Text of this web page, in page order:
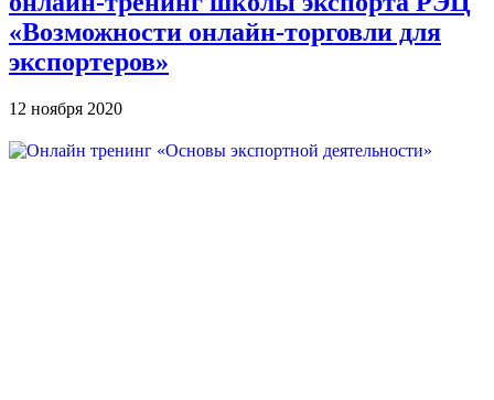
«Возможности онлайн-торговли для
экспортеров»
12 ноября 2020